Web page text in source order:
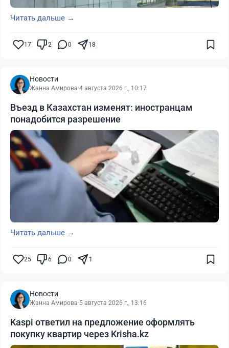
Читать дальше →
17 2 0 18
Новости
Жанна Амирова·4 августа 2026 г., 10:17
Въезд в Казахстан изменят: иностранцам
понадобится разрешение
Читать дальше →
25 6 0 1
Новости
Жанна Амирова·5 августа 2026 г., 13:16
Kaspi ответил на предложение оформлять
покупку квартир через Krisha.kz